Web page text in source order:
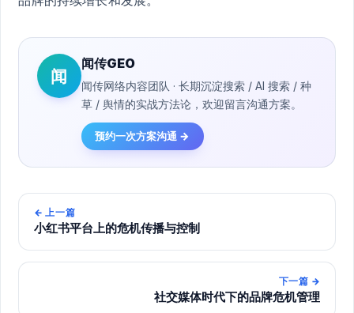
闻
闻传GEO
闻传网络内容团队 · 长期沉淀搜索 / AI 搜索 / 种
草 / 舆情的实战方法论，欢迎留言沟通方案。
预约一次方案沟通 →
← 上一篇
小红书平台上的危机传播与控制
下一篇 →
社交媒体时代下的品牌危机管理